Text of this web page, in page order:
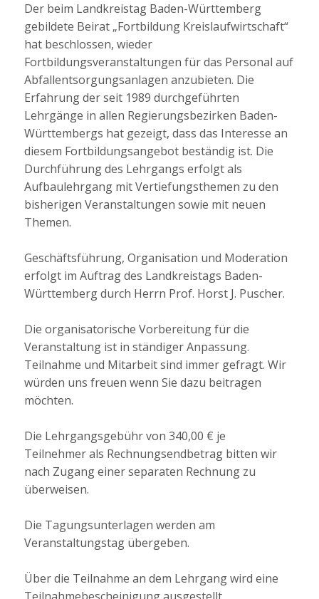
Der beim Landkreistag Baden-Württemberg
gebildete Beirat „Fortbildung Kreislaufwirtschaft“
hat beschlossen, wieder
Fortbildungsveranstaltungen für das Personal auf
Abfallentsorgungsanlagen anzubieten. Die
Erfahrung der seit 1989 durchgeführten
Lehrgänge in allen Regierungsbezirken Baden-
Württembergs hat gezeigt, dass das Interesse an
diesem Fortbildungsangebot beständig ist. Die
Durchführung des Lehrgangs erfolgt als
Aufbaulehrgang mit Vertiefungsthemen zu den
bisherigen Veranstaltungen sowie mit neuen
Themen.
Geschäftsführung, Organisation und Moderation
erfolgt im Auftrag des Landkreistags Baden-
Württemberg durch Herrn Prof. Horst J. Puscher.
Die organisatorische Vorbereitung für die
Veranstaltung ist in ständiger Anpassung.
Teilnahme und Mitarbeit sind immer gefragt. Wir
würden uns freuen wenn Sie dazu beitragen
möchten.
Die Lehrgangsgebühr von 340,00 € je
Teilnehmer als Rechnungsendbetrag bitten wir
nach Zugang einer separaten Rechnung zu
überweisen.
Die Tagungsunterlagen werden am
Veranstaltungstag übergeben.
Über die Teilnahme an dem Lehrgang wird eine